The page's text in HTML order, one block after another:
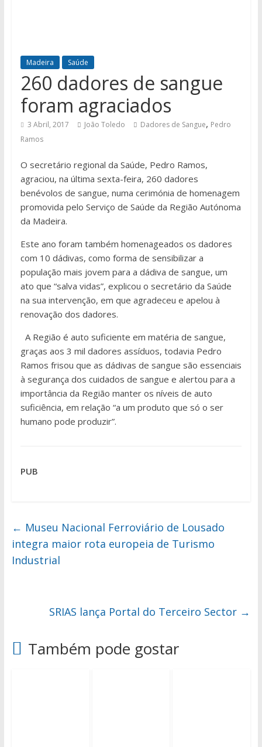
Madeira Saúde
260 dadores de sangue
foram agraciados
3 Abril, 2017 João Toledo Dadores de Sangue, Pedro
Ramos
O secretário regional da Saúde, Pedro Ramos,
agraciou, na última sexta-feira, 260 dadores
benévolos de sangue, numa cerimónia de homenagem
promovida pelo Serviço de Saúde da Região Autónoma
da Madeira.
Este ano foram também homenageados os dadores
com 10 dádivas, como forma de sensibilizar a
população mais jovem para a dádiva de sangue, um
ato que “salva vidas”, explicou o secretário da Saúde
na sua intervenção, em que agradeceu e apelou à
renovação dos dadores.
A Região é auto suficiente em matéria de sangue,
graças aos 3 mil dadores assíduos, todavia Pedro
Ramos frisou que as dádivas de sangue são essenciais
à segurança dos cuidados de sangue e alertou para a
importância da Região manter os níveis de auto
suficiência, em relação “a um produto que só o ser
humano pode produzir”.
PUB
← Museu Nacional Ferroviário de Lousado
integra maior rota europeia de Turismo
Industrial
SRIAS lança Portal do Terceiro Sector →
Também pode gostar